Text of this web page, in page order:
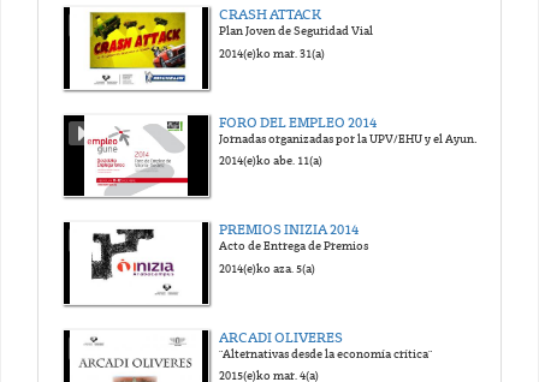
CRASH ATTACK
Plan Joven de Seguridad Vial
2014(e)ko mar. 31(a)
FORO DEL EMPLEO 2014
Jornadas organizadas por la UPV/EHU y el Ayuntamiento de Vitoria-Gasteiz
2014(e)ko abe. 11(a)
PREMIOS INIZIA 2014
Acto de Entrega de Premios
2014(e)ko aza. 5(a)
ARCADI OLIVERES
"Alternativas desde la economía crítica"
2015(e)ko mar. 4(a)